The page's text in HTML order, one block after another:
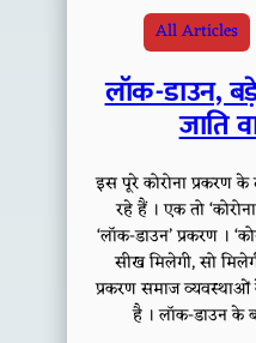
All Articles
लॉक-डाउन,
जाति
इस पूरे कोरोना प्रकरण
रहे हैं । एक तो
‘लॉक-डाउन’ प्रकरण ।
सीख मिलेगी, सो
प्रकरण समाज व्यवस्थाओं
है । लॉक-डाउन के